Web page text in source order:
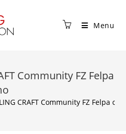
Menu
Community FZ Felpa
CRAFT Community FZ Felpa